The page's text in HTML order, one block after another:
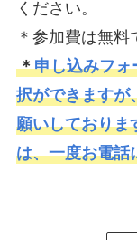
ください。
＊参加費は無料
＊申し込みフォ
択ができますが
願いしておりま
は、一度お電話